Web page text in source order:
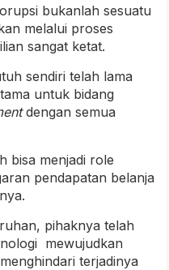
bukanlah sesuatu
melalui proses
sangat ketat.
sendiri telah lama
untuk bidang
dengan semua
bisa menjadi role
pendapatan belanja
pihaknya telah
mewujudkan
terjadinya